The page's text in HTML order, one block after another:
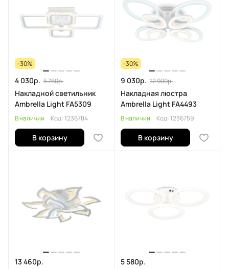
-30%
4 030р. 5 760р.
Накладной светильник
Ambrella Light FA5309
В наличии Код: 1236784
В корзину
-30%
9 030р. 12 900р.
Накладная люстра
Ambrella Light FA4493
В наличии Код: 1236759
В корзину
13 460р.
5 580р.